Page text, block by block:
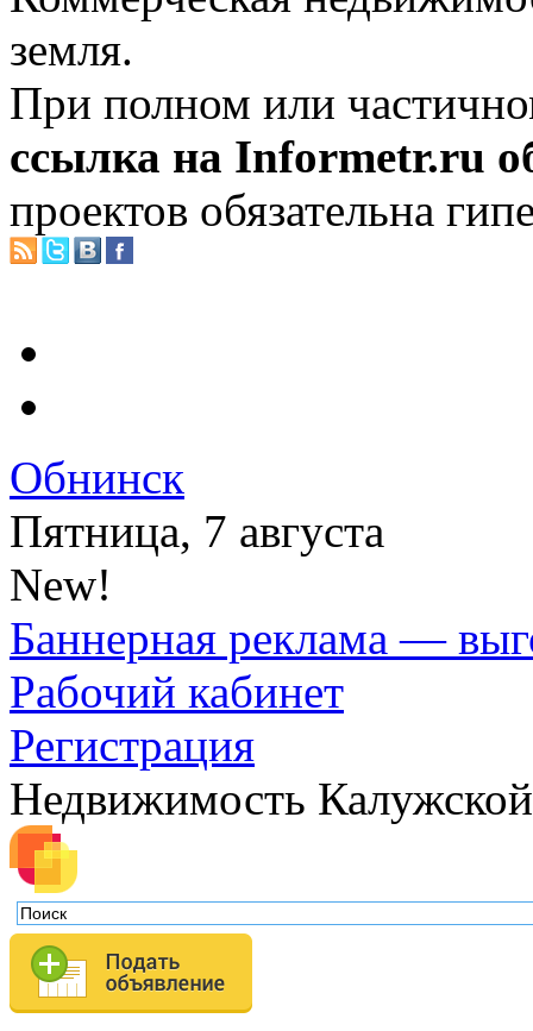
земля.
При полном или
ссылка на Informetr.ru
проектов обязательна
Обнинск
Пятница, 7 августа
New!
Баннерная реклама —
Рабочий кабинет
Регистрация
Недвижимость